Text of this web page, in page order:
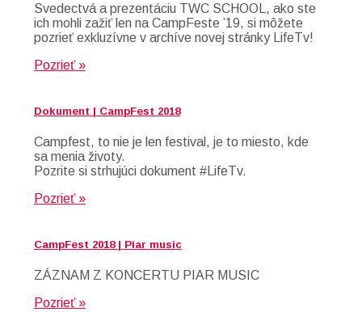
Svedectvá a prezentáciu TWC SCHOOL, ako ste
ich mohli zažiť len na CampFeste ’19, si môžete
pozrieť exkluzívne v archíve novej stránky LifeTv!
Pozrieť »
Dokument | CampFest 2018
Campfest, to nie je len festival, je to miesto, kde
sa menia životy.
Pozrite si strhujúci dokument #LifeTv.
Pozrieť »
CampFest 2018 | Piar music
ZÁZNAM Z KONCERTU PIAR MUSIC
Pozrieť »